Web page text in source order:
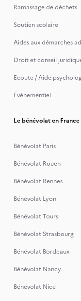
Ramassage de déchets
Soutien scolaire
Aides aux démarches
Droit et conseil
Ecoute / Aide
Événementiel
Le bénévolat en France
Bénévolat Paris
Bénévolat Rouen
Bénévolat Rennes
Bénévolat Lyon
Bénévolat Tours
Bénévolat Strasbourg
Bénévolat Bordeaux
Bénévolat Nancy
Bénévolat Nice